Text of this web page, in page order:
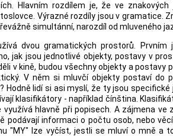
Hlavním rozdílem je, že ve
Výrazné rozdíly jsou v gramatice.
simultánní, narozdíl od mluveného
dvou gramatických prostorů.
jak jsou jednotlivé objekty, postavy v
v kině, budou všechny objekty a postavy
V něm si mluvčí objekty postaví do
lidí si asi myslí, že ty jsou specifické
klasifikátory - například čínština.
hlavně při popisech. A zájmena
podávají informaci o počtu osob, nebo
"MY" lze vyčíst, jestli se mluví o mně a